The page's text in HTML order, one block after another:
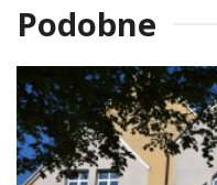
Podobne